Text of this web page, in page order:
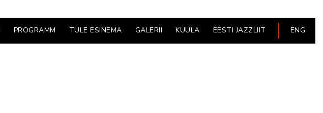
PROGRAMM TULE ESINEMA GALERII KUULA EESTI JAZZLIIT ENG